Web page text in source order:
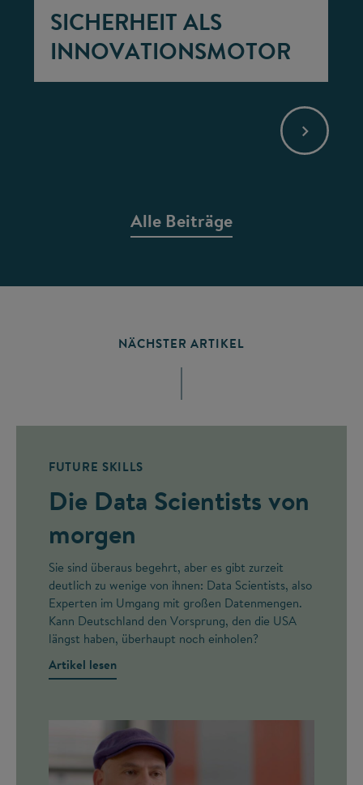
SICHERHEIT ALS
INNOVATIONSMOTOR
Alle Beiträge
NÄCHSTER ARTIKEL
FUTURE SKILLS
Die Data Scientists von
morgen
Sie sind überaus begehrt, aber es gibt zurzeit
deutlich zu wenige von ihnen: Data Scientists, also
Experten im Umgang mit großen Datenmengen.
Kann Deutschland den Vorsprung, den die USA
längst haben, überhaupt noch einholen?
Artikel lesen